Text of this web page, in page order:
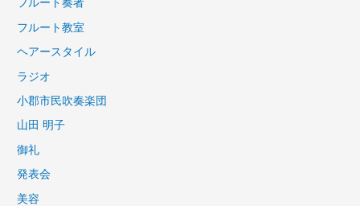
フルート奏者
フルート教室
ヘアースタイル
ラジオ
小郡市民吹奏楽団
山田 明子
御礼
発表会
美容